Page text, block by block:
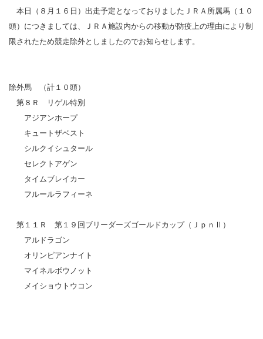
本日（８月１６日）出走予定となっておりましたＪＲＡ所属馬（１０
頭）につきましては、ＪＲＡ施設内からの移動が防疫上の理由により制
限されたため競走除外としましたのでお知らせします。
除外馬 （計１０頭）
第８Ｒ リゲル特別
アジアンホープ
キュートザベスト
シルクイシュタール
セレクトアゲン
タイムブレイカー
フルールラフィーネ
第１１Ｒ 第１９回ブリーダーズゴールドカップ（ＪｐｎⅡ）
アルドラゴン
オリンピアンナイト
マイネルボウノット
メイショウトウコン